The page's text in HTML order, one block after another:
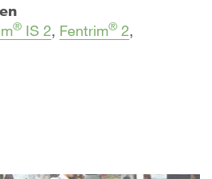
® IS 2, Fentrim® 2,